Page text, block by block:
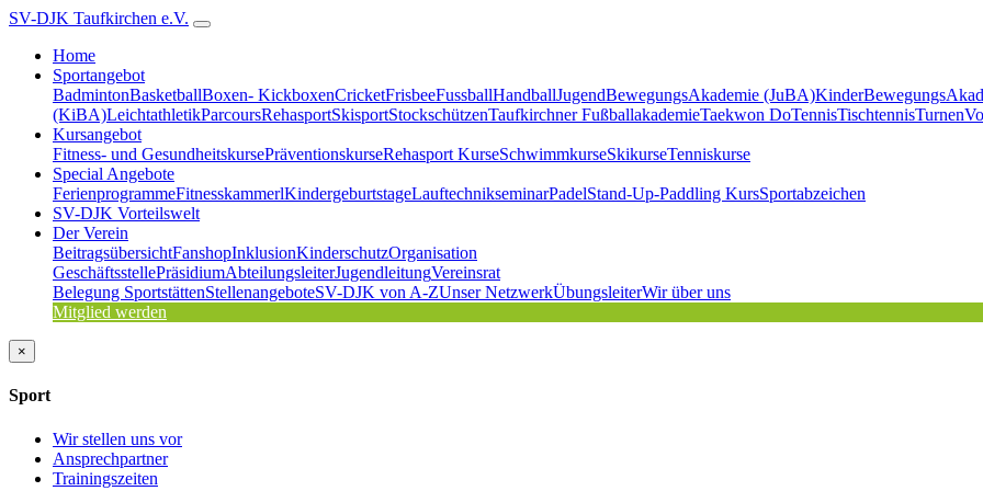
SV-DJK Taufkirchen e.V.
Home
Sportangebot
BadmintonBasketballBoxen- KickboxenCricketFrisbeeFussballHandballJugendBewegungsAkademie (JuBA)
(KiBA)LeichtathletikParcoursRehasportSkisportStockschützenTaufkirchner FußballakademieTaekwon DoTennisTischtennisTurnen
Kursangebot
Fitness- und GesundheitskursePräventionskurseRehasport KurseSchwimmkurseSkikurseTenniskurse
Special Angebote
FerienprogrammeFitnesskammerlKindergeburtstageLauftechnikseminarPadelStand-Up-Paddling KursSportabzeichen
SV-DJK Vorteilswelt
Der Verein
BeitragsübersichtFanshopInklusionKinderschutzOrganisation
GeschäftsstellePräsidiumAbteilungsleiterJugendleitungVereinsrat
Belegung SportstättenStellenangeboteSV-DJK von A-ZUnser NetzwerkÜbungsleiterWir über uns
Mitglied werden
×
Sport
Wir stellen uns vor
Ansprechpartner
Trainingszeiten